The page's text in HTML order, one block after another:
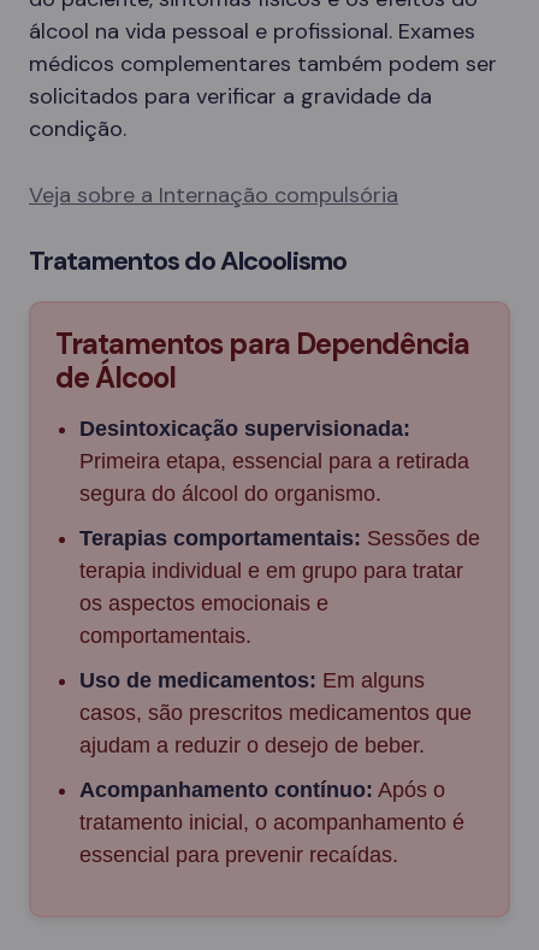
álcool na vida pessoal e profissional. Exames
médicos complementares também podem ser
solicitados para verificar a gravidade da
condição.
Veja sobre a Internação compulsória
Tratamentos do Alcoolismo
Tratamentos para Dependência
de Álcool
Desintoxicação supervisionada:
Primeira etapa, essencial para a retirada
segura do álcool do organismo.
Terapias comportamentais: Sessões de
terapia individual e em grupo para tratar
os aspectos emocionais e
comportamentais.
Uso de medicamentos: Em alguns
casos, são prescritos medicamentos que
ajudam a reduzir o desejo de beber.
Acompanhamento contínuo: Após o
tratamento inicial, o acompanhamento é
essencial para prevenir recaídas.